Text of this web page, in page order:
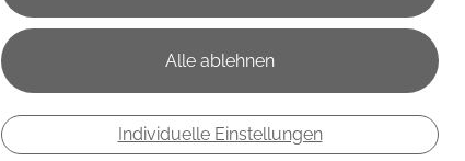
€ 22,40 / 100 ml
Preis inkl. MwSt.
Individuelle Einstellungen